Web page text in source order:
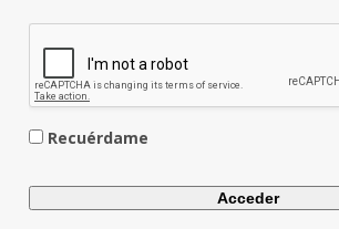
Recuérdame